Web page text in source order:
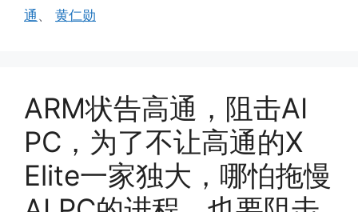
通 、 黄仁勋
ARM状告高通，阻击AI
PC，为了不让高通的X
Elite一家独大，哪怕拖慢